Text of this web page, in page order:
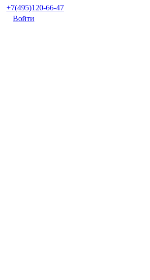
+7(495)120-66-47
Войти